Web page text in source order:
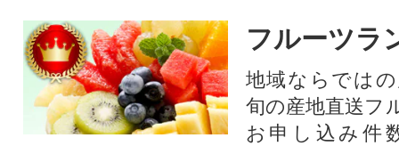
フルーツラ
地域ならでは
旬の産地直送フ
お申し込み件